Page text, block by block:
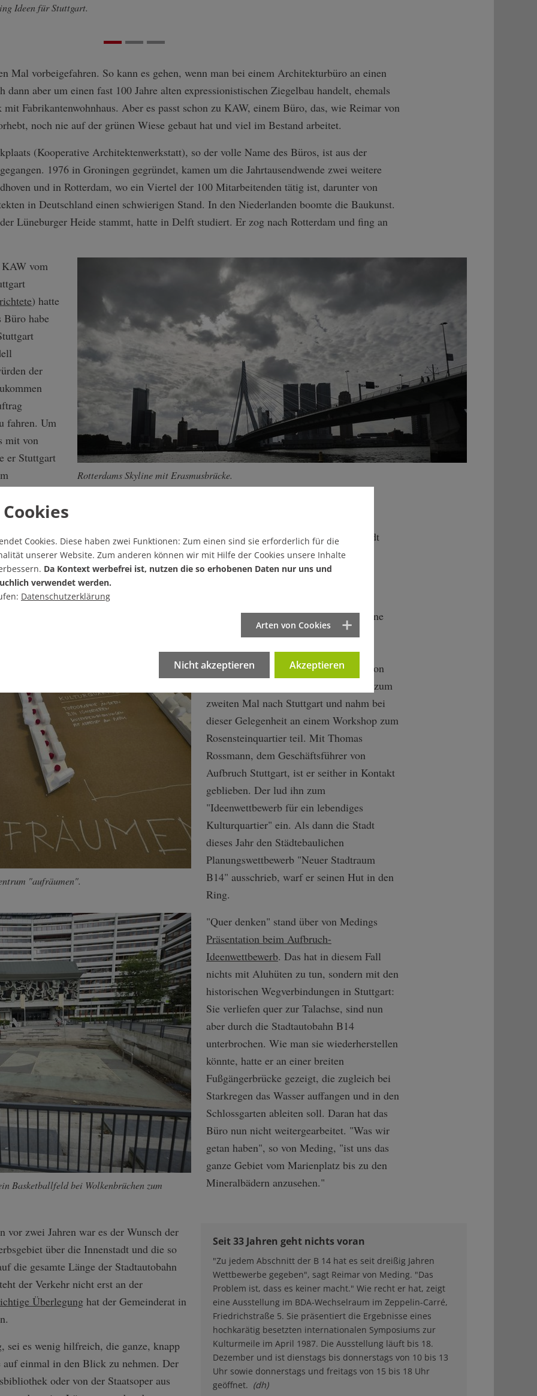
Ideen für Stuttgart.
Mal vorbeigefahren. So kann es gehen, wenn man bei einem Architekturbüro an einen
dann aber um einen fast 100 Jahre alten expressionistischen Ziegelbau handelt, ehemals
Fabrikantenwohnhaus. Aber es passt schon zu KAW, einem Büro, das, wie Reimar von
noch nie auf der grünen Wiese gebaut hat und viel im Bestand arbeitet.
(Kooperative Architektenwerkstatt), so der volle Name des Büros, ist aus der
1976 in Groningen gegründet, kamen um die Jahrtausendwende zwei weitere
und in Rotterdam, wo ein Viertel der 100 Mitarbeitenden tätig ist, darunter von
in Deutschland einen schwierigen Stand. In den Niederlanden boomte die Baukunst.
Lüneburger Heide stammt, hatte in Delft studiert. Er zog nach Rotterdam und fing an
Rotterdams Skyline mit Erasmusbrücke.
vom
) hatte
Büro habe
der
fahren. Um
mit von
er Stuttgart
erster Eindruck, als er, noch im Studium, zum ersten Mal in die Landeshauptstadt
Stadt mit dem größten Hafen Europas, arm wäre. Auch die vielen Hochhäuser muss
vor allem der südliche Teil, auf der Südseite des Rheinarms Neue Maas, so von
und prekären Verhältnissen geprägt. Insgesamt ein deutlicher Unterschied.
"aufräumen".
Als König Willem-Alexander 2013 seine
erste Auslandsreise nach Hessen und
Baden-Württemberg antrat, um
Wirtschaftskontakte zu knüpfen, war von
Meding mit von der Partie. So kam er zum
zweiten Mal nach Stuttgart und nahm bei
dieser Gelegenheit an einem Workshop zum
Rosensteinquartier teil. Mit Thomas
Rossmann, dem Geschäftsführer von
Aufbruch Stuttgart, ist er seither in Kontakt
geblieben. Der lud ihn zum
"Ideenwettbewerb für ein lebendiges
Kulturquartier" ein. Als dann die Stadt
dieses Jahr den Städtebaulichen
Planungswettbewerb "Neuer Stadtraum
B14" ausschrieb, warf er seinen Hut in den
Ring.
Basketballfeld bei Wolkenbrüchen zum
"Quer denken" stand über von Medings
Präsentation beim Aufbruch-
Ideenwettbewerb. Das hat in diesem Fall
nichts mit Aluhüten zu tun, sondern mit den
historischen Wegverbindungen in Stuttgart:
Sie verliefen quer zur Talachse, sind nun
aber durch die Stadtautobahn B14
unterbrochen. Wie man sie wiederherstellen
könnte, hatte er an einer breiten
Fußgängerbrücke gezeigt, die zugleich bei
Starkregen das Wasser auffangen und in den
Schlossgarten ableiten soll. Daran hat das
Büro nun nicht weitergearbeitet. "Was wir
getan haben", so von Meding, "ist uns das
ganze Gebiet vom Marienplatz bis zu den
Mineralbädern anzusehen."
Seit 33 Jahren geht nichts voran
"Zu jedem Abschnitt der B 14 hat es seit dreißig Jahren
Wettbewerbe gegeben", sagt Reimar von Meding. "Das
Problem ist, dass es keiner macht." Wie recht er hat, zeigt
eine Ausstellung im BDA-Wechselraum im Zeppelin-Carré,
Friedrichstraße 5. Sie präsentiert die Ergebnisse eines
hochkarätig besetzten internationalen Symposiums zur
Kulturmeile im April 1987. Die Ausstellung läuft bis 18.
Dezember und ist dienstags bis donnerstags von 10 bis 13
Uhr sowie donnerstags und freitags von 15 bis 18 Uhr
geöffnet. (dh)
vor zwei Jahren war es der Wunsch der
über die Innenstadt und die so
die gesamte Länge der Stadtautobahn
der Verkehr nicht erst an der
Überlegung hat der Gemeinderat in
sei es wenig hilfreich, die ganze, knapp
auf einmal in den Blick zu nehmen. Der
oder von der Staatsoper aus
Cookies. Diese haben zwei Funktionen: Zum einen sind sie erforderlich für die
unserer Website. Zum anderen können wir mit Hilfe der Cookies unsere Inhalte
Da Kontext werbefrei ist, nutzen die so erhobenen Daten nur uns und
verwendet werden.
Datenschutzerklärung
Arten von Cookies
Nicht akzeptieren Akzeptieren